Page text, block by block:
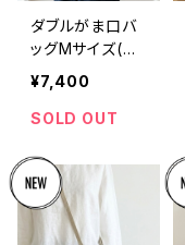
ダブルがま口バ
ッグMサイズ(ブ
ルーサークルレ
ース)
¥7,400
SOLD OUT